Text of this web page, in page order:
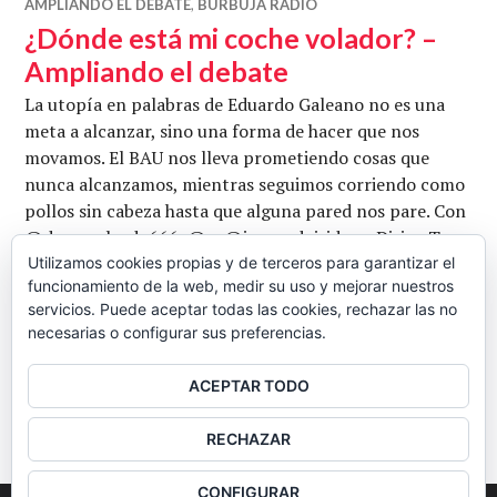
AMPLIANDO EL DEBATE, BURBUJA RADIO
¿Dónde está mi coche volador? –
Ampliando el debate
La utopía en palabras de Eduardo Galeano no es una
meta a alcanzar, sino una forma de hacer que nos
movamos. El BAU nos lleva prometiendo cosas que
nunca alcanzamos, mientras seguimos corriendo como
pollos sin cabeza hasta que alguna pared nos pare. Con
@desempleado666, @ y @iracundoisidoro. Dirige Txus
Marcano. Bibliografía: The Entropy Law and the
Economic Process por Nicholas Georgescu-Roegen.
Colapso por Jarde …Seguir leyendo¿Dónde está mi
BARRA
LATERAL
Utilizamos cookies propias y de terceros para garantizar el
funcionamiento de la web, medir su uso y mejorar nuestros
servicios. Puede aceptar todas las cookies, rechazar las no
necesarias o configurar sus preferencias.
ACEPTAR TODO
RECHAZAR
CONFIGURAR